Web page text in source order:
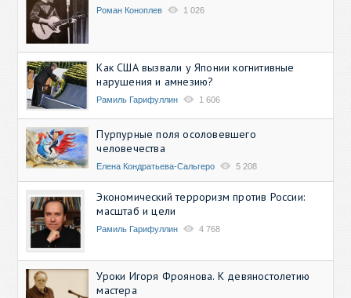
Роман Коноплев 1 026
Как США вызвали у Японии когнитивные
нарушения и амнезию?
Рамиль Гарифуллин 1 606
Пурпурные поля осоловевшего
человечества
Елена Кондратьева-Сальгеро 5 208
Экономический терроризм против России:
масштаб и цели
Рамиль Гарифуллин 4 768
Уроки Игоря Фроянова. К девяностолетию
мастера